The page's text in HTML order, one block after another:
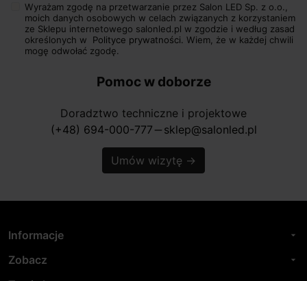
Wyrażam zgodę na przetwarzanie przez Salon LED Sp. z o.o.,
moich danych osobowych w celach związanych z korzystaniem
ze Sklepu internetowego salonled.pl w zgodzie i według zasad
określonych w Polityce prywatności. Wiem, że w każdej chwili
mogę odwołać zgodę.
Pomoc w doborze
Doradztwo techniczne i projektowe
(+48) 694-000-777 horizontal_rule sklep@salonled.pl
Umów wizytę →
Informacje arrow_drop_down
Zobacz arrow_drop_down